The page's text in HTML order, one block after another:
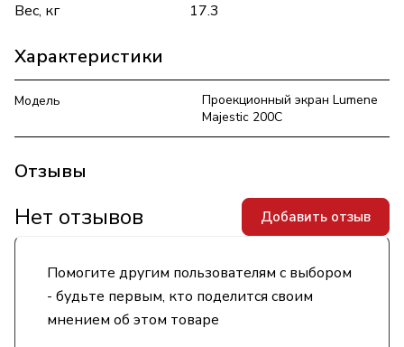
Вес, кг
17.3
Характеристики
Модель
Проекционный экран Lumene
Majestic 200C
Отзывы
Помогите другим пользователям с выбором
- будьте первым, кто поделится своим
мнением об этом товаре
Нет отзывов Добавить отзыв